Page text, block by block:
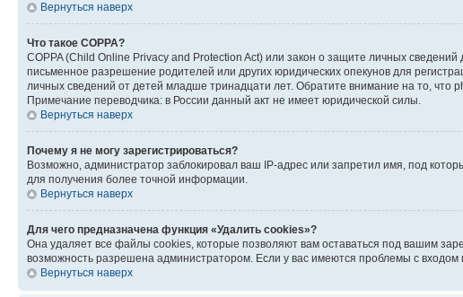
Вернуться наверх
Что такое COPPA?
COPPA (Child Online Privacy and Protection Act) или закон о защите личных
письменное разрешение родителей или других юридических опекунов для
личных сведений от детей младше тринадцати лет. Обратите внимание на то,
Примечание переводчика: в России данный акт не имеет юридической силы.
Вернуться наверх
Почему я не могу зарегистрироваться?
Возможно, администратор заблокировал ваш IP-адрес или запретил имя, под
для получения более точной информации.
Вернуться наверх
Для чего предназначена функция «Удалить cookies»?
Она удаляет все файлы cookies, которые позволяют вам оставаться под вашим
возможность разрешена администратором. Если у вас имеются проблемы с
Вернуться наверх